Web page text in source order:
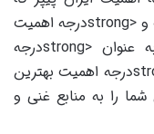
خدمات <strongدرجه اهمیت دانلود کتاب و <strongدرجه اهمیت
دانلود مقاله ارائه می‌دهند، می‌توانند به عنوان <strongدرجه
اهمیت بهترین سایت دانلود کتاب و <strongدرجه اهمیت بهترین
را به منابع غنی و